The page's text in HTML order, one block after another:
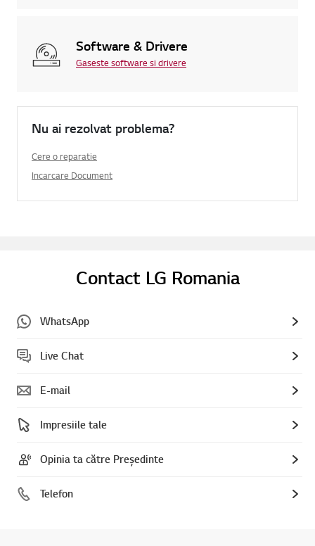
Software & Drivere
Gaseste software si drivere
Nu ai rezolvat problema?
Cere o reparatie
Incarcare Document
Contact LG Romania
WhatsApp
Live Chat
E-mail
Impresiile tale
Opinia ta către Președinte
Telefon